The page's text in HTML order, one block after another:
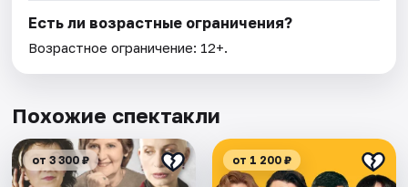
Есть ли возрастные ограничения?
Возрастное ограничение: 12+.
Похожие спектакли
от 3 300 ₽ от 1 200 ₽